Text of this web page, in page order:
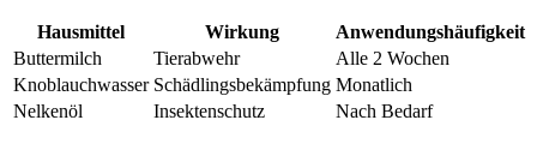
Hausmittel Wirkung
Anwendungshäufigkeit
Buttermilch
Tierabwehr
Alle 2 Wochen
Knoblauchwasser Schädlingsbekämpfung Monatlich
Nelkenöl
Insektenschutz Nach Bedarf